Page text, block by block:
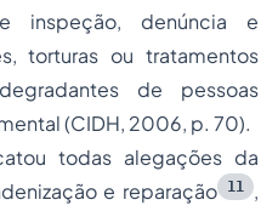
inspeção, denúncia e
torturas ou tratamentos
de pessoas
(CIDH, 2006, p. 70).
todas alegações da
e reparação
11
,